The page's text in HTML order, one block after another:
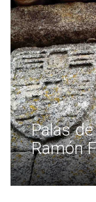
Palas
Ramón